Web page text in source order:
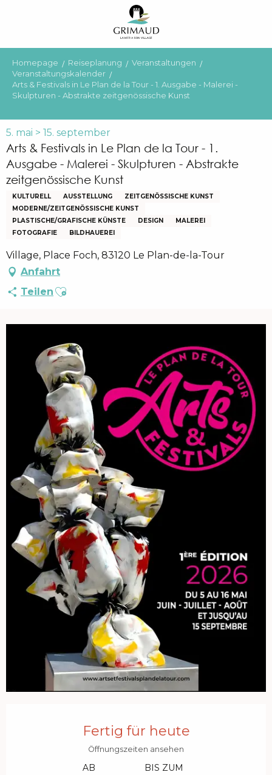
principal
Homepage Reiseplanung
Veranstaltungen
Veranstaltungskalender
Arts & Festivals in Le Plan de la Tour - 1. Ausgabe - Malerei -
Skulpturen - Abstrakte zeitgenössische Kunst
5. mai > 15. september
Arts & Festivals in Le Plan de la Tour - 1.
Ausgabe - Malerei - Skulpturen - Abstrakte
zeitgenössische Kunst
KULTURELL AUSSTELLUNG
ZEITGENÖSSISCHE KUNST
MODERNE/ZEITGENÖSSISCHE KUNST
PLASTISCHE/GRAFISCHE KÜNSTE
DESIGN
MALEREI
FOTOGRAFIE
BILDHAUEREI
Village, Place Foch, 83120 Le Plan-de-la-Tour
Anfahrt
Teilen Ajouter aux favoris
Fertig für heute
Öffnungszeiten ansehen
AB BIS ZUM